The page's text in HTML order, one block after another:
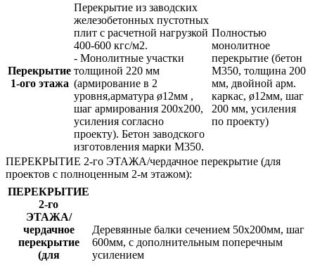
Перекрытие
1-ого этажа
Перекрытие из заводских
железобетонных пустотных
плит с расчетной нагрузкой
400-600 кгс/м2.
- Монолитные участки
толщиной 220 мм
(армирование в 2
уровня,арматура ø12мм ,
шаг армирования 200х200,
усиления согласно
проекту). Бетон заводского
изготовления марки М350.
Полностью
монолитное
перекрытие (бетон
М350, толщина 200
мм, двойной арм.
каркас, ø12мм, шаг
200 мм, усиления
по проекту)
ПЕРЕКРЫТИЕ 2-го ЭТАЖА/чердачное перекрытие (для
проектов с полноценным 2-м этажом):
ПЕРЕКРЫТИЕ
2-го
ЭТАЖА/
чердачное
перекрытие
(для
Деревянные балки сечением 50х200мм, шаг
600мм, с дополнительным поперечным
усилением